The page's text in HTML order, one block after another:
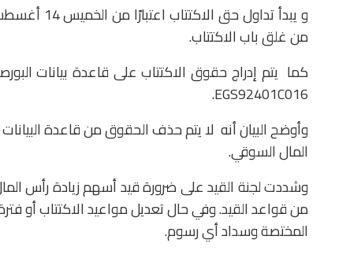
من غلق باب الاكتتاب.
EGS92401C016.
وأوضح البيان أنه لا يتم حذف الحقوق من قاعدة
المال السوقي.
من قواعد القيد. وفي حال تعديل مواعيد الاكتتاب أو
المختصة وسداد أي رسوم.